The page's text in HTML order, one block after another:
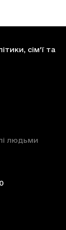
сім'ї та
людьми